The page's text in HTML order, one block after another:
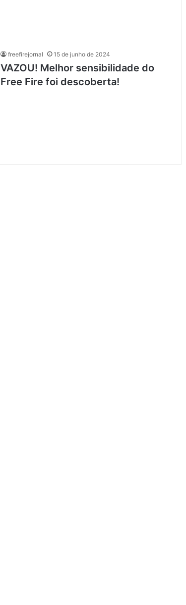
freefirejornal 15 de junho de 2024
VAZOU! Melhor sensibilidade do
Free Fire foi descoberta!